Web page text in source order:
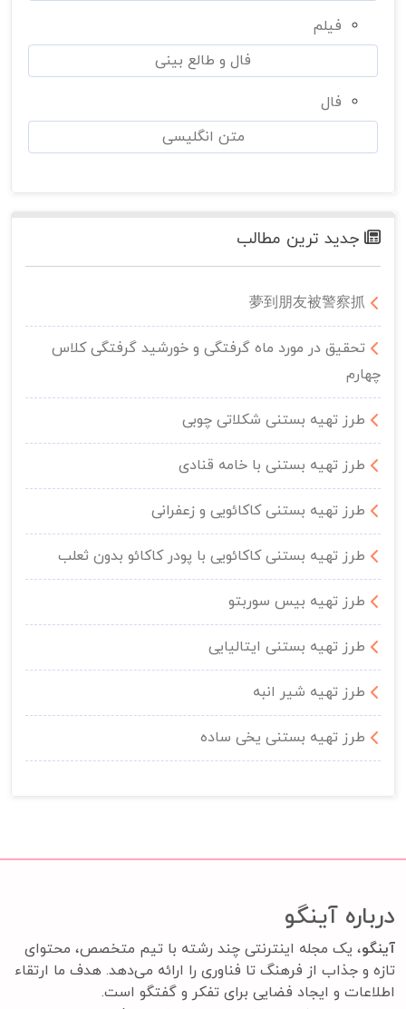
فیلم
فال و طالع بینی
فال
متن انگلیسی
جدید ترین مطالب
夢到朋友被警察抓
تحقیق در مورد ماه گرفتگی و خورشید گرفتگی کلاس
چهارم
طرز تهیه بستنی شکلاتی چوبی
طرز تهیه بستنی با خامه قنادی
طرز تهیه بستنی کاکائویی و زعفرانی
طرز تهیه بستنی کاکائویی با پودر کاکائو بدون ثعلب
طرز تهیه بیس سوربتو
طرز تهیه بستنی ایتالیایی
طرز تهیه شیر انبه
طرز تهیه بستنی یخی ساده
درباره آینگو
آینگو، یک مجله اینترنتی چند رشته با تیم متخصص، محتوای
تازه و جذاب از فرهنگ تا فناوری را ارائه می‌دهد. هدف ما ارتقاء
اطلاعات و ایجاد فضایی برای تفکر و گفتگو است.